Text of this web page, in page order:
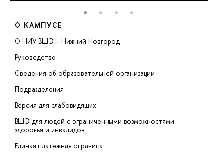
О КАМПУСЕ
О НИУ ВШЭ – Нижний Новгород
Руководство
Сведения об образовательной организации
Подразделения
Версия для слабовидящих
ВШЭ для людей с ограниченными возможностями
здоровья и инвалидов
Единая платежная страница